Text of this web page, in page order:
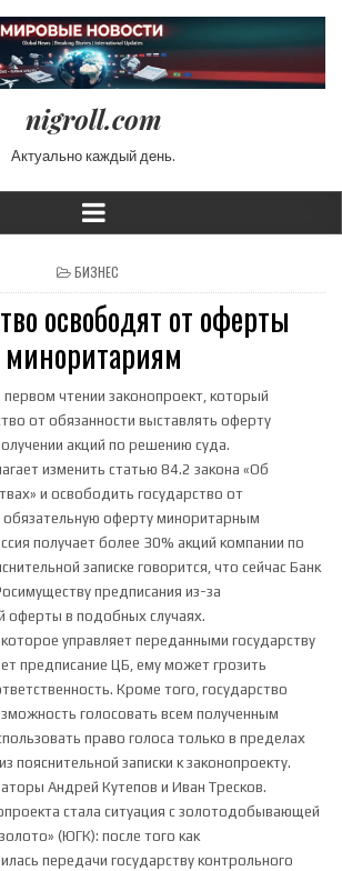
nigroll.com
Актуально каждый день.
POSTED IN
БИЗНЕС
освободят от оферты
миноритариям
первом чтении законопроект, который
от обязанности выставлять оферту
акций по решению суда.
изменить статью 84.2 закона «Об
и освободить государство от
обязательную оферту миноритарным
получает более 30% акций компании по
записке говорится, что сейчас Банк
предписания из-за
оферты в подобных случаях.
управляет переданными государству
предписание ЦБ, ему может грозить
Кроме того, государство
голосовать всем полученным
право голоса только в пределах
пояснительной записки к законопроекту.
Андрей Кутепов и Иван Тресков.
стала ситуация с золотодобывающей
(ЮГК): после того как
передачи государству контрольного